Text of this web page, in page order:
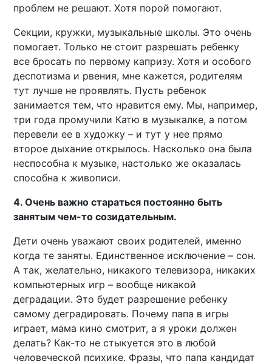
проблем не решают. Хотя порой помогают.
Секции, кружки, музыкальные школы. Это очень
помогает. Только не стоит разрешать ребенку
все бросать по первому капризу. Хотя и особого
деспотизма и рвения, мне кажется, родителям
тут лучше не проявлять. Пусть ребенок
занимается тем, что нравится ему. Мы, например,
три года промучили Катю в музыкалке, а потом
перевели ее в художку – и тут у нее прямо
второе дыхание открылось. Насколько она была
неспособна к музыке, настолько же оказалась
способна к живописи.
4. Очень важно стараться постоянно быть
занятым чем-то созидательным.
Дети очень уважают своих родителей, именно
когда те заняты. Единственное исключение – сон.
А так, желательно, никакого телевизора, никаких
компьютерных игр – вообще никакой
деградации. Это будет разрешение ребенку
самому деградировать. Почему папа в игры
играет, мама кино смотрит, а я уроки должен
делать? Как-то не стыкуется это в любой
человеческой психике. Фразы, что папа кандидат